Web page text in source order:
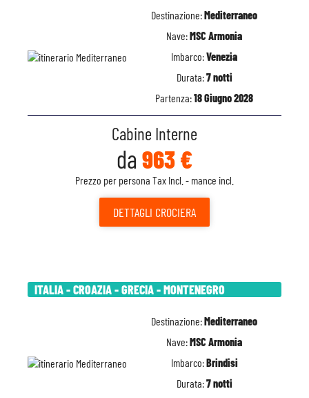
Destinazione:Mediterraneo
Nave:MSC Armonia
Imbarco:Venezia
Durata:7 notti
Partenza:18 Giugno 2028
Cabine Interne
da 963 €
Prezzo per persona Tax Incl. - mance incl.
DETTAGLI CROCIERA
ITALIA - CROAZIA - GRECIA - MONTENEGRO
Destinazione:Mediterraneo
Nave:MSC Armonia
Imbarco:Brindisi
Durata:7 notti